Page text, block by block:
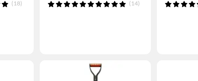
(18) (14)